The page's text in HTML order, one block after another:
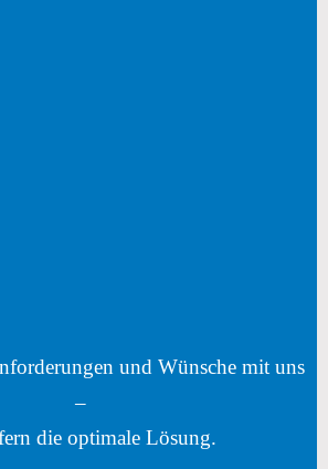
und Wünsche mit uns
–
die optimale Lösung.